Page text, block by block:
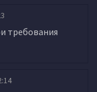
требования